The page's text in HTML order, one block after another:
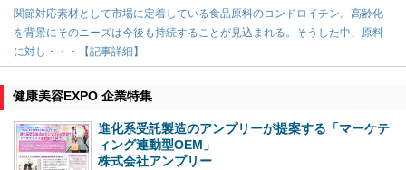
関節対応素材として市場に定着している食品原料のコンドロイチン。高齢化
を背景にそのニーズは今後も持続することが見込まれる。そうした中、原料
に対し・・・【記事詳細】
健康美容EXPO 企業特集
進化系受託製造のアンプリーが提案する「マーケテ
ィング連動型OEM」
株式会社アンプリー